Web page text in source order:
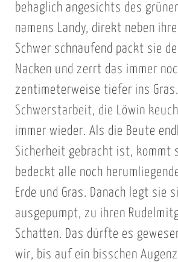
behaglich angesichts des
namens Landy, direkt neben
Schwer schnaufend packt sie
Nacken und zerrt das immer
zentimeterweise tiefer ins
Schwerstarbeit, die Löwin
immer wieder. Als die Beute
Sicherheit gebracht ist, kommt
bedeckt alle noch
Erde und Gras. Danach legt sie
ausgepumpt, zu ihren
Schatten. Das dürfte es
wir, bis auf ein bisschen